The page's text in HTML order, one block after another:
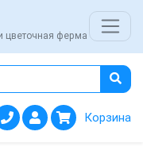
цветочная ферма
Корзина